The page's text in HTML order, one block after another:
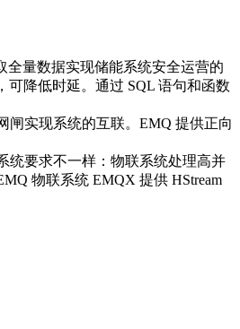
全量数据实现储能系统安全运营的
可降低时延。通过 SQL 语句和函数
闸实现系统的互联。EMQ 提供正向
统要求不一样：物联系统处理高并
物联系统 EMQX 提供 HStream